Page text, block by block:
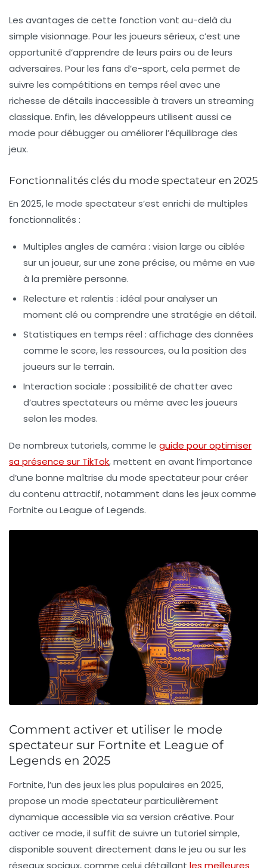
Les avantages de cette fonction vont au-delà du
simple visionnage. Pour les joueurs sérieux, c’est une
opportunité d’apprendre de leurs pairs ou de leurs
adversaires. Pour les fans d’e-sport, cela permet de
suivre les compétitions en temps réel avec une
richesse de détails inaccessible à travers un streaming
classique. Enfin, les développeurs utilisent aussi ce
mode pour débugger ou améliorer l’équilibrage des
jeux.
Fonctionnalités clés du mode spectateur en 2025
En 2025, le mode spectateurs’est enrichi de multiples
fonctionnalités :
Multiples angles de caméra : vision large ou ciblée
sur un joueur, sur une zone précise, ou même en vue
à la première personne.
Relecture et ralentis : idéal pour analyser un
moment clé ou comprendre une stratégie en détail.
Statistiques en temps réel : affichage des données
comme le score, les ressources, ou la position des
joueurs sur le terrain.
Interaction sociale : possibilité de chatter avec
d’autres spectateurs ou même avec les joueurs
selon les modes.
De nombreux tutoriels, comme le guide pour optimiser
sa présence sur TikTok, mettent en avant l’importance
d’une bonne maîtrise du mode spectateur pour créer
du contenu attractif, notamment dans les jeux comme
Fortnite ou League of Legends.
Comment activer et utiliser le mode
spectateur sur Fortnite et League of
Legends en 2025
Fortnite, l’un des jeux les plus populaires en 2025,
propose un mode spectateur particulièrement
dynamique accessible via sa version créative. Pour
activer ce mode, il suffit de suivre un tutoriel simple,
disponible souvent directement dans le jeu ou sur les
réseaux sociaux, comme celui détaillant les meilleures